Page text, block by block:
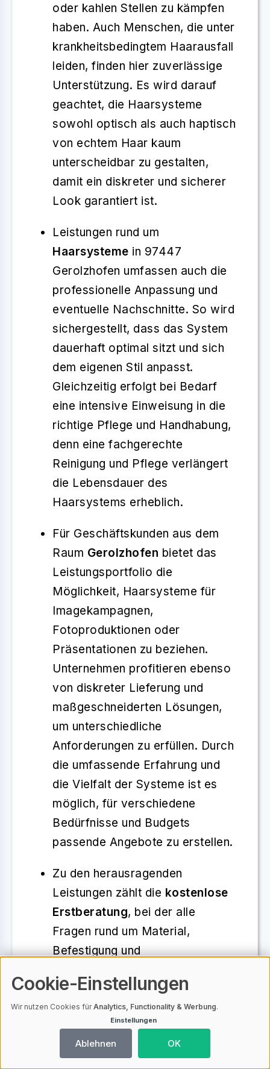
oder kahlen Stellen zu kämpfen
haben. Auch Menschen, die unter
krankheitsbedingtem Haarausfall
leiden, finden hier zuverlässige
Unterstützung. Es wird darauf
geachtet, die Haarsysteme
sowohl optisch als auch haptisch
von echtem Haar kaum
unterscheidbar zu gestalten,
damit ein diskreter und sicherer
Look garantiert ist.
Leistungen rund um
Haarsysteme in 97447
Gerolzhofen umfassen auch die
professionelle Anpassung und
eventuelle Nachschnitte. So wird
sichergestellt, dass das System
dauerhaft optimal sitzt und sich
dem eigenen Stil anpasst.
Gleichzeitig erfolgt bei Bedarf
eine intensive Einweisung in die
richtige Pflege und Handhabung,
denn eine fachgerechte
Reinigung und Pflege verlängert
die Lebensdauer des
Haarsystems erheblich.
Für Geschäftskunden aus dem
Raum Gerolzhofen bietet das
Leistungsportfolio die
Möglichkeit, Haarsysteme für
Imagekampagnen,
Fotoproduktionen oder
Präsentationen zu beziehen.
Unternehmen profitieren ebenso
von diskreter Lieferung und
maßgeschneiderten Lösungen,
um unterschiedliche
Anforderungen zu erfüllen. Durch
die umfassende Erfahrung und
die Vielfalt der Systeme ist es
möglich, für verschiedene
Bedürfnisse und Budgets
passende Angebote zu erstellen.
Zu den herausragenden
Leistungen zählt die kostenlose
Erstberatung, bei der alle
Fragen rund um Material,
Befestigung und
beantwortet werden. Wer sich
mit dem Gedanken trägt, ein
Haarsystem zu kaufen, findet in
der Beratung die ideale
Grundlage, um eine fundierte
Cookie-Einstellungen
Wir nutzen Cookies fürAnalytics, Functionality & Werbung.
Einstellungen
Ablehnen OK